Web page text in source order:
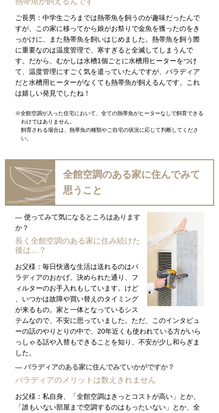
ご長男：中学生ごろまでは熱帯魚を飼うのが趣味だったんで
すが、この家に移ってから娘がお祭りで金魚を獲ったのをき
っかけに、また熱帯魚を飼いはじめました。熱帯魚を飼う際
に重要なのは温度管理で、寒すぎると全滅してしまうんで
す。だから、むかしは水槽1個ごとに水槽用ヒーターをつけ
て、温度管理にすごく気を遣っていたんですが、パラディア
だと水槽用ヒーターがなくても熱帯魚が飼えるんです。これ
は嬉しい発見でしたね！
※全館空調が入った住宅において、全ての熱帯魚がヒーターなしで飼育できる
わけではありません。
飼育される場合は、熱帯魚の種類やご自宅の状況に応じて判断してくださ
い。
全館空調のある家に住んでみて
思うこと
― 使ってみて気になるところはあります
か？
長く全館空調のある家に住み続けた
後は…？
お父様：毎日快適な生活は送れるのはパ
ラディアのおかげ。決められた通り、フ
ィルターのお手入れもしています。けど
、いつかは故障や買い替えのタイミング
が来るもの。家と一体となっているシス
テムなので、不安に思っていました。ただ、このインタビュ
ーの話のやりとりの中で、20年近くも使われている方がいら
っしゃる話や入替もできることを知り、不安が少し和らぎま
した。
― パラディアのある家に住んでみていかがですか？
パラディアのメリットは数えきれません
お父様：私自身、「全館空調はきっとコストが高い」とか、
「誰もいない部屋まで空調するのはもったいない」とか、全